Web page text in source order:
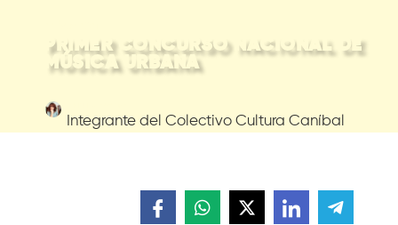
PRIMER CONCURSO NACIONAL DE
MÚSICA URBANA
Integrante del Colectivo Cultura Caníbal